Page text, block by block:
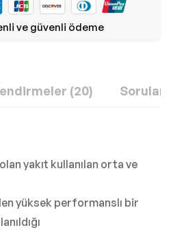
ve güvenli ödeme
(20) Sorular
yakıt kullanılan orta ve
yüksek performanslı bir